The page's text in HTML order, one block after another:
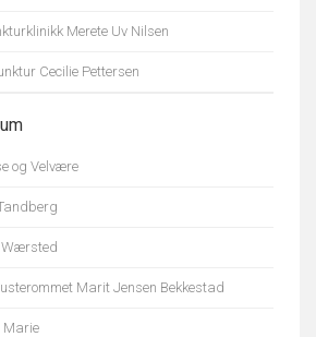
Merete Uv Nilsen
Cecilie Pettersen
og Velvære
Wærsted
Marit Jensen Bekkestad
Marie